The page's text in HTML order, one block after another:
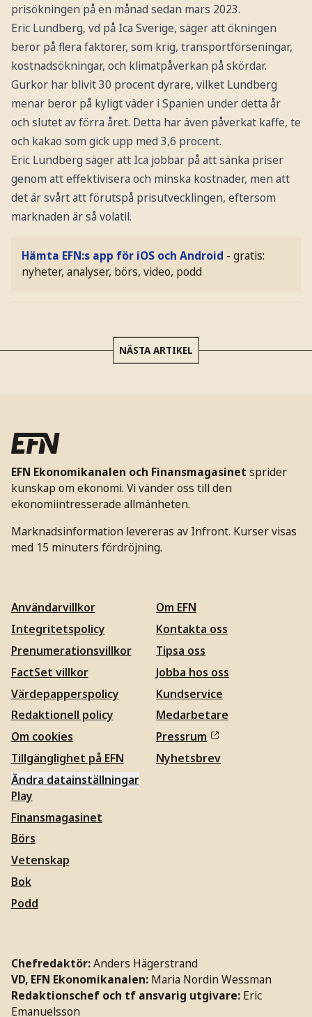
prisökningen på en månad sedan mars 2023.
Eric Lundberg, vd på Ica Sverige, säger att ökningen
beror på flera faktorer, som krig, transportförseningar,
kostnadsökningar, och klimatpåverkan på skördar.
Gurkor har blivit 30 procent dyrare, vilket Lundberg
menar beror på kyligt väder i Spanien under detta år
och slutet av förra året. Detta har även påverkat kaffe, te
och kakao som gick upp med 3,6 procent.
Eric Lundberg säger att Ica jobbar på att sänka priser
genom att effektivisera och minska kostnader, men att
det är svårt att förutspå prisutvecklingen, eftersom
marknaden är så volatil.
Hämta EFN:s app för iOS och Android - gratis:
nyheter, analyser, börs, video, podd
NÄSTA ARTIKEL
EFN Ekonomikanalen och Finansmagasinet sprider
kunskap om ekonomi. Vi vänder oss till den
ekonomiintresserade allmänheten.
Marknadsinformation levereras av Infront. Kurser visas
med 15 minuters fördröjning.
Användarvillkor
Integritetspolicy
Prenumerationsvillkor
FactSet villkor
Värdepapperspolicy
Redaktionell policy
Om cookies
Tillgänglighet på EFN
Ändra datainställningar
Om EFN
Kontakta oss
Tipsa oss
Jobba hos oss
Kundservice
Medarbetare
Pressrum
Nyhetsbrev
Play
Finansmagasinet
Börs
Vetenskap
Bok
Podd
Chefredaktör:Anders Hägerstrand
VD, EFN Ekonomikanalen: Maria Nordin Wessman
Redaktionschef och tf ansvarig utgivare: Eric
Emanuelsson